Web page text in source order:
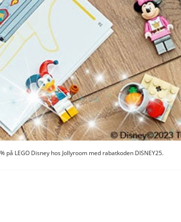
LEGO Disney hos Jollyroom med rabatkoden DISNEY25.